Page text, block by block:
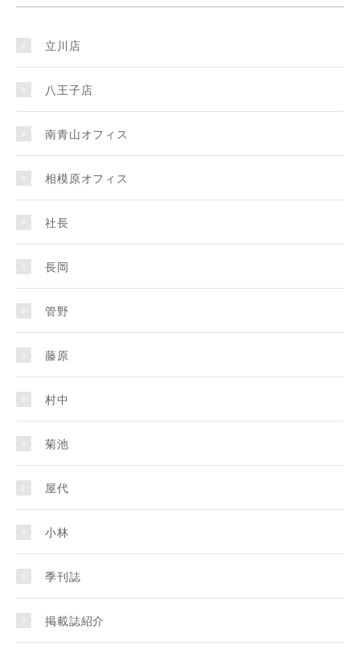
立川店
八王子店
南青山オフィス
相模原オフィス
社長
長岡
管野
藤原
村中
菊池
屋代
小林
季刊誌
掲載誌紹介